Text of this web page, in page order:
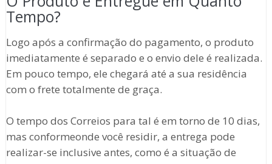
Tempo?
Logo após a confirmação do pagamento, o produto
imediatamente é separado e o envio dele é realizada.
Em pouco tempo, ele chegará até a sua residência
com o frete totalmente de graça.
O tempo dos Correios para tal é em torno de 10 dias,
mas conformeonde você residir, a entrega pode
realizar-se inclusive antes, como é a situação de